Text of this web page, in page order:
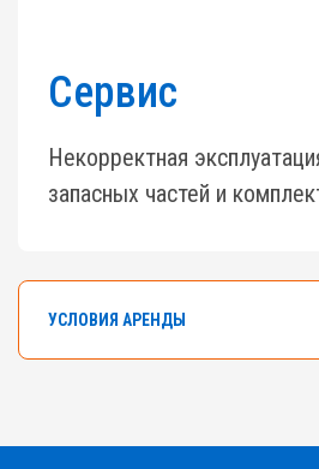
Сервис
Некорректная
запасных частей и
УСЛОВИЯ АРЕНДЫ